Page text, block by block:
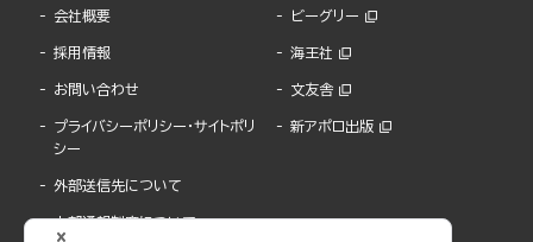
会社概要
採用情報
お問い合わせ
プライバシーポリシー・サイトポリ
シー
外部送信先について
内部通報制度について
ビーグリー
海王社
文友舎
新アポロ出版